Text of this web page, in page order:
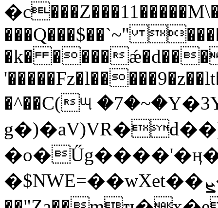
���Q���$��`~"
�k� ����
�^��C(୴
�$NWE=��wXet��ܨ��<�RG�aS��Ȯ�b�^��D/q��-